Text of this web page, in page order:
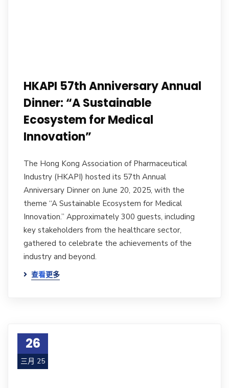
HKAPI 57th Anniversary Annual
Dinner: “A Sustainable
Ecosystem for Medical
Innovation”
The Hong Kong Association of Pharmaceutical
Industry (HKAPI) hosted its 57th Annual
Anniversary Dinner on June 20, 2025, with the
theme “A Sustainable Ecosystem for Medical
Innovation.” Approximately 300 guests, including
key stakeholders from the healthcare sector,
gathered to celebrate the achievements of the
industry and beyond.
查看更多
26
三月 25